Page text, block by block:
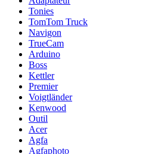
Tonies
TomTom Truck
Navigon
TrueCam
Arduino
Boss
Kettler
Premier
Voigtländer
Kenwood
Outil
Acer
Agfa
Agfaphoto